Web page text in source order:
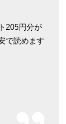
205円分が
で読めます